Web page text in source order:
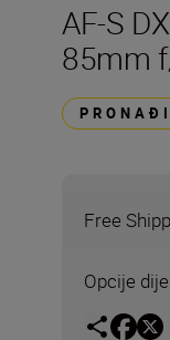
AF-S
85mm
Free
Opcije